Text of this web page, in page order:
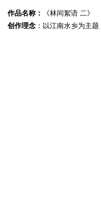
作品名称：
《林间絮语 二》
创作理念 ：以江南水乡为主